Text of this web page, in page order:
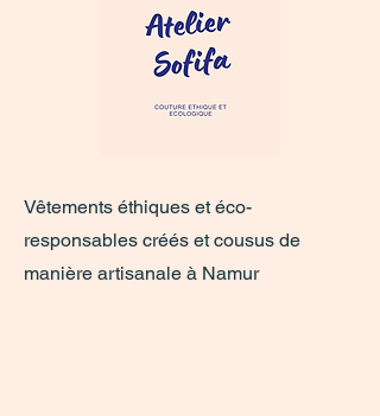
Vêtements éthiques et éco-
responsables créés et cousus de
manière artisanale à Namur